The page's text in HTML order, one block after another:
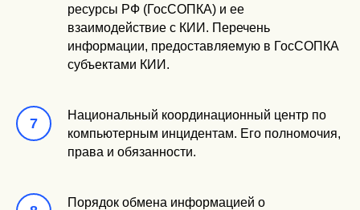
ресурсы РФ (ГосСОПКА) и ее
взаимодействие с КИИ. Перечень
информации, предоставляемую в ГосСОПКА
субъектами КИИ.
Национальный координационный центр по
компьютерным инцидентам. Его полномочия,
права и обязанности.
Порядок обмена информацией о